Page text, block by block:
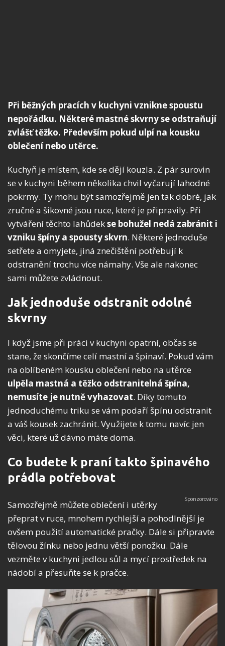
Při běžných pracích v kuchyni vznikne spoustu
nepořádku. Některé mastné skvrny se odstraňují
zvlášť těžko. Především pokud ulpí na kousku
oblečení nebo utěrce.
Kuchyň je místem, kde se dějí kouzla. Z pár surovin
se v kuchyni během několika chvil vyčarují lahodné
pokrmy. Ty mohu být samozřejmě jen tak dobré, jak
zručné a šikovné jsou ruce, které je připravily. Při
vytváření těchto lahůdekse bohužel nedá zabránit i
vzniku špíny a spousty skvrn. Některé jednoduše
setřete a omyjete, jiná znečištění potřebují k
odstranění trochu více námahy. Vše ale nakonec
sami můžete zvládnout.
Jak jednoduše odstranit odolné
skvrny
I když jsme při práci v kuchyni opatrní, občas se
stane, že skončíme celí mastní a špinaví. Pokud vám
na oblíbeném kousku oblečení nebo na utěrce
ulpěla mastná a těžko odstranitelná špína,
nemusíte je nutně vyhazovat. Díky tomuto
jednoduchému triku se vám podaří špínu odstranit
a váš kousek zachránit. Využijete k tomu navíc jen
věci, které už dávno máte doma.
Co budete k praní takto špinavého
prádla potřebovat
Samozřejmě můžete oblečení i utěrky
přeprat v ruce, mnohem rychlejší a pohodlnější je
ovšem použití automatické pračky. Dále si připravte
tělovou žínku nebo jednu větší ponožku. Dále
vezměte v kuchyni jedlou sůl a mycí prostředek na
nádobí a přesuňte se k pračce.